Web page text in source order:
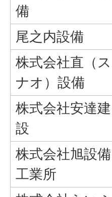
備
尾之内設備
株式会社直（ス
ナオ）設備
株式会社安達建
設
株式会社旭設備
工業所